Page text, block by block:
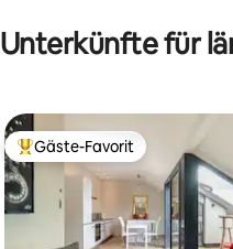
Unterkünfte für
Beliebter Gäste-Favorit.
Gäste-Favorit